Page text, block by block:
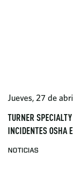
Jueves, 27 de
TURNER
INCIDENTES OSHA
NOTICIAS